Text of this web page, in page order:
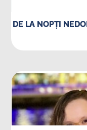
DE LA NOPȚI